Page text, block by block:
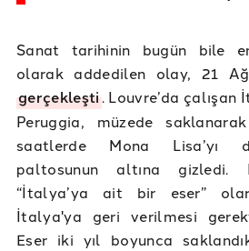
Sanat tarihinin bugün bile en
olarak addedilen olay, 21
gerçekleşti. Louvre’da
Peruggia, müzede
saatlerde Mona Lisa’yı
paltosunun altına gizledi.
“İtalya’ya ait bir eser”
İtalya'ya geri verilmesi
Eser iki yıl boyunca